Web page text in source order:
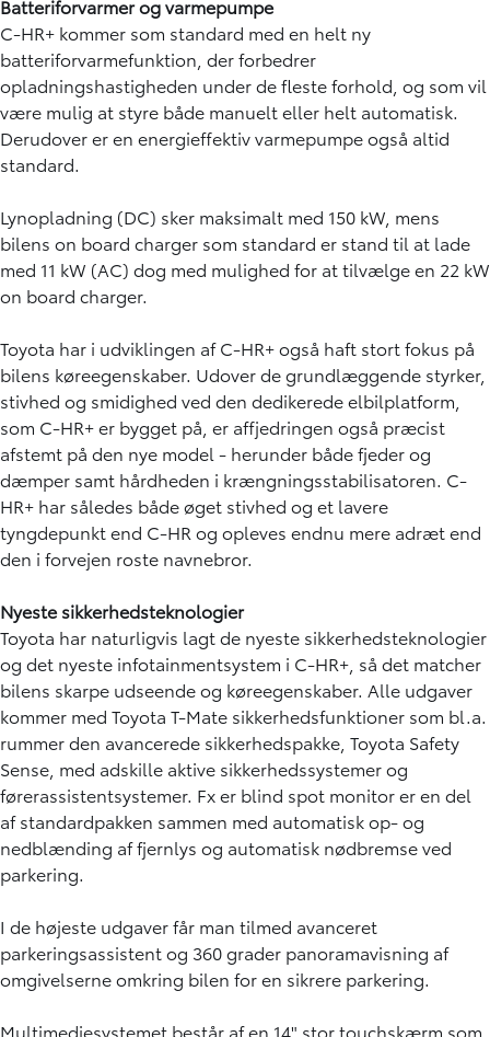
Batteriforvarmer og varmepumpe
C-HR+ kommer som standard med en helt ny
batteriforvarmefunktion, der forbedrer
opladningshastigheden under de fleste forhold, og som vil
være mulig at styre både manuelt eller helt automatisk.
Derudover er en energieffektiv varmepumpe også altid
standard.
Lynopladning (DC) sker maksimalt med 150 kW, mens
bilens on board charger som standard er stand til at lade
med 11 kW (AC) dog med mulighed for at tilvælge en 22 kW
on board charger.
Toyota har i udviklingen af C-HR+ også haft stort fokus på
bilens køreegenskaber. Udover de grundlæggende styrker,
stivhed og smidighed ved den dedikerede elbilplatform,
som C-HR+ er bygget på, er affjedringen også præcist
afstemt på den nye model - herunder både fjeder og
dæmper samt hårdheden i krængningsstabilisatoren. C-
HR+ har således både øget stivhed og et lavere
tyngdepunkt end C-HR og opleves endnu mere adræt end
den i forvejen roste navnebror.
Nyeste sikkerhedsteknologier
Toyota har naturligvis lagt de nyeste sikkerhedsteknologier
og det nyeste infotainmentsystem i C-HR+, så det matcher
bilens skarpe udseende og køreegenskaber. Alle udgaver
kommer med Toyota T-Mate sikkerhedsfunktioner som bl.a.
rummer den avancerede sikkerhedspakke, Toyota Safety
Sense, med adskille aktive sikkerhedssystemer og
førerassistentsystemer. Fx er blind spot monitor er en del
af standardpakken sammen med automatisk op- og
nedblænding af fjernlys og automatisk nødbremse ved
parkering.
I de højeste udgaver får man tilmed avanceret
parkeringsassistent og 360 grader panoramavisning af
omgivelserne omkring bilen for en sikrere parkering.
Multimediesystemet består af en 14" stor touchskærm som